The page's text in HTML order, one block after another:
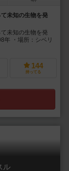
未知の生物を発
未知の生物を発
年 ・場所：シベリ
144
持ってる
ル